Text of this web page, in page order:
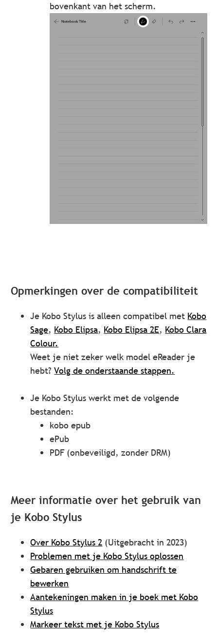
bovenkant van het scherm.
Opmerkingen over de compatibiliteit
Je Kobo Stylus is alleen compatibel met Kobo
Sage, Kobo Elipsa, Kobo Elipsa 2E, Kobo Clara
Colour.
Weet je niet zeker welk model eReader je
hebt?Volg de onderstaande stappen.
Je Kobo Stylus werkt met de volgende
bestanden:
kobo epub
ePub
PDF (onbeveiligd, zonder DRM)
Meer informatie over het gebruik van
je Kobo Stylus
Over Kobo Stylus 2 (Uitgebracht in 2023)
Problemen met je Kobo Stylus oplossen
Gebaren gebruiken om handschrift te
bewerken
Aantekeningen maken in je boek met Kobo
Stylus
Markeer tekst met je Kobo Stylus